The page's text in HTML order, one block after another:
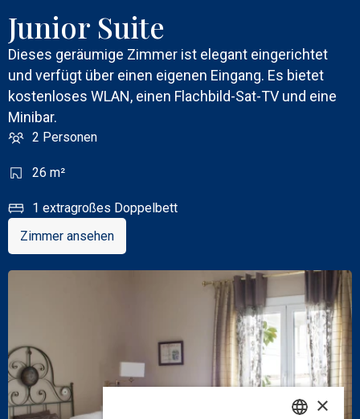
Junior Suite
Dieses geräumige Zimmer ist elegant eingerichtet
und verfügt über einen eigenen Eingang. Es bietet
kostenloses WLAN, einen Flachbild-Sat-TV und eine
Minibar.
2 Personen
26 m²
1 extragroßes Doppelbett
Zimmer ansehen
×